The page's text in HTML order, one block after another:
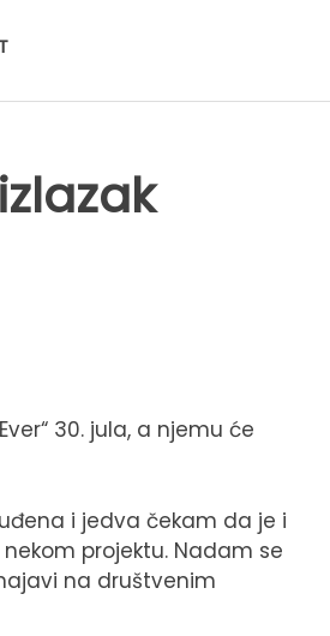
30. jula, a njemu će
i jedva čekam da je i
projektu. Nadam se
na društvenim